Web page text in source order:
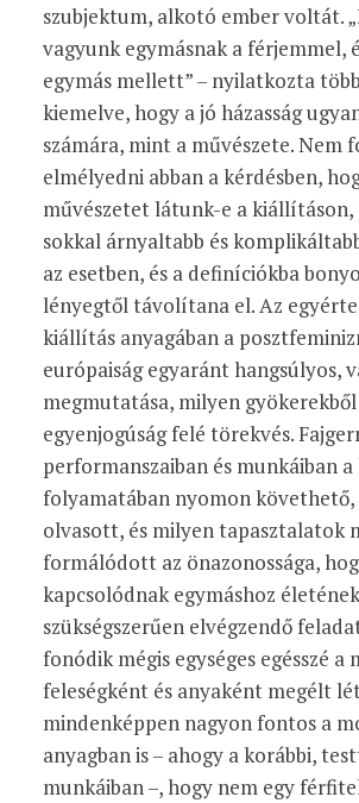
szubjektum, alkotó ember voltát.
vagyunk egymásnak a férjemmel,
egymás mellett” – nyilatkozta
kiemelve, hogy a jó házasság
számára, mint a művészete. Nem
elmélyedni abban a kérdésben,
művészetet látunk-e a kiállításon,
sokkal árnyaltabb és
az esetben, és a definíciókba
lényegtől távolítana el. Az
kiállítás anyagában a
európaiság egyaránt hangsúlyos,
megmutatása, milyen
egyenjogúság felé törekvés.
performanszaiban és munkáiban
folyamatában nyomon
olvasott, és milyen tapasztalatok
formálódott az önazonossága,
kapcsolódnak egymáshoz
szükségszerűen elvégzendő
fonódik mégis egységes egésszé a
feleségként és anyaként megélt
mindenképpen nagyon fontos a
anyagban is – ahogy a korábbi,
munkáiban –, hogy nem egy